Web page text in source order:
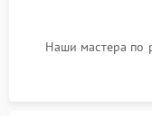
Наши мастера по